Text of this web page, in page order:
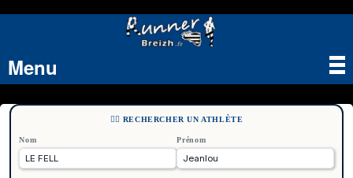
Menu
🏃‍♂️ RECHERCHER UN ATHLÈTE
Nom Prénom